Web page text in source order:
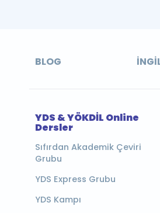
BLOG
YDS & YÖKDİL Online
Dersler
Sıfırdan Akademik Çeviri
Grubu
YDS Express Grubu
YDS Kampı